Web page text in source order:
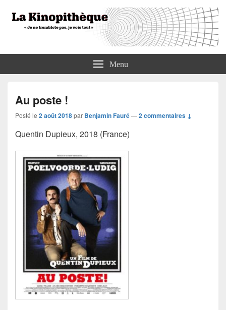
La KinopithèqueMenu
Au poste !
Posté le 2 août 2018par Benjamin Fauré—2 commentaires ↓
Quentin Dupieux, 2018 (France)